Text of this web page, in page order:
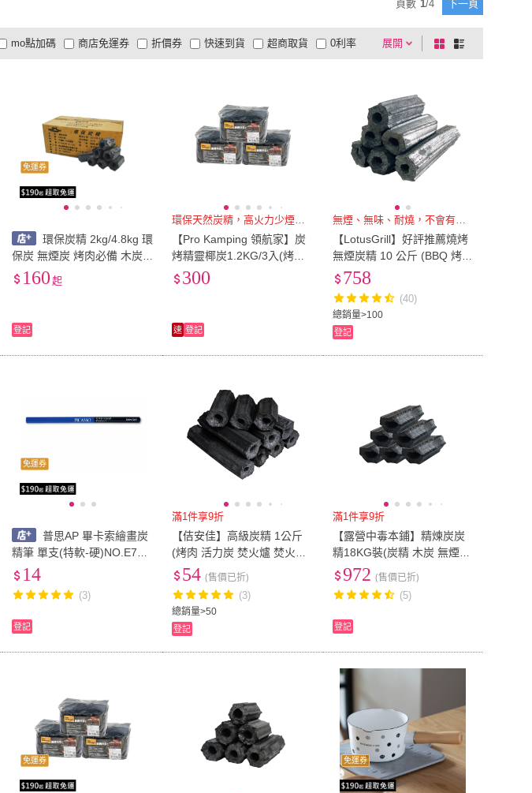
頁數 1/4 下一頁
展開
折價券
有影片
商品有量 電視購物
mo點加碼 快速到貨 超商取貨
大家電安心配
大家電快配
商店免運券 0利率
棋
盤
列
免運券
環保炭精 2kg/4.8kg 環
保炭 無煙炭 烤肉必備 木炭
碳 燒烤碳精 中秋烤肉
160 起
登記
環保天然炭精，高火力少煙又耐燒
【Pro Kamping 領航家】炭
烤精靈椰炭1.2KG/3入(烤肉
木炭 無煙木炭 炭精椰炭 環
300
速 登記
無煙、無味、耐燒，不會有火舌
【LotusGrill】好評推薦燒烤
無煙炭精 10 公斤 (BBQ 烤肉
架/爐 木炭 烤肉 露營 燒烤)
總銷量>100
758
(40)
登記
免運券
普思AP 畢卡索繪畫炭
精筆 單支(特軟-硬)NO.E750
0S14
(3)
登記
滿1件享9折
【佶安佳】高級炭精 1公斤
(烤肉 活力炭 焚火爐 焚火台
炭 木炭 露營 逐露天下)
總銷量>50
54 (售價已折)
(3)
登記
滿1件享9折
【露營中毒本鋪】精煉炭炭
精18KG裝(炭精 木炭 無煙木
炭 BBQ 環保炭精 烤肉)
972 (售價已折)
(5)
登記
免運券 免運券